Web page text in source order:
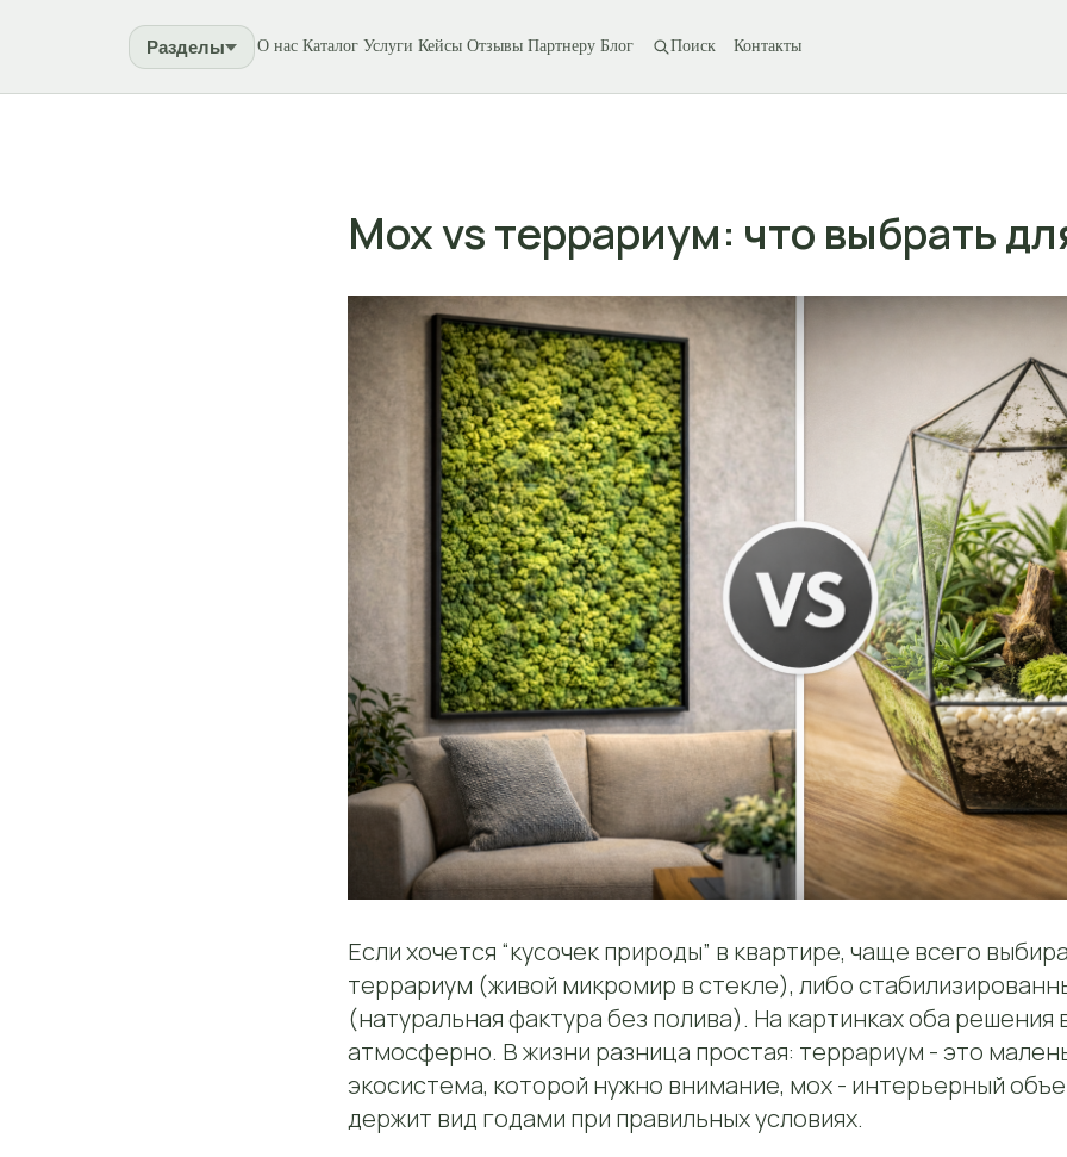
Разделы О нас Каталог Услуги Кейсы Отзывы Партнеру Блог Поиск Контакты
Мох vs террариум: что выбрать
Если хочется “кусочек природы” в квартире, чаще всего
террариум (живой микромир в стекле), либо
(натуральная фактура без полива). На картинках оба решения
атмосферно. В жизни разница простая: террариум - это
экосистема, которой нужно внимание, мох - интерьерный
держит вид годами при правильных условиях.